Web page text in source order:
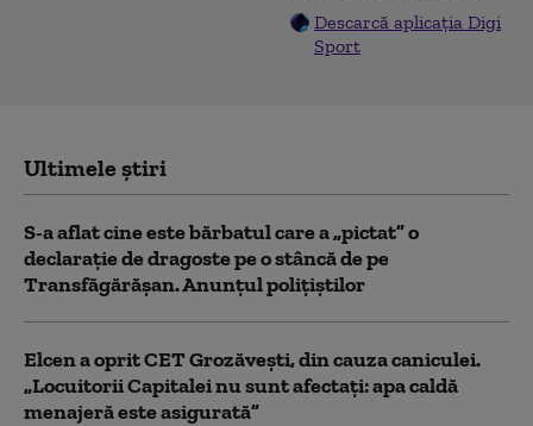
Descarcă aplicația Digi
Sport
Ultimele știri
S-a aflat cine este bărbatul care a „pictat” o
declarație de dragoste pe o stâncă de pe
Transfăgărășan. Anunțul polițiștilor
Elcen a oprit CET Grozăveşti, din cauza caniculei.
„Locuitorii Capitalei nu sunt afectați: apa caldă
menajeră este asigurată”